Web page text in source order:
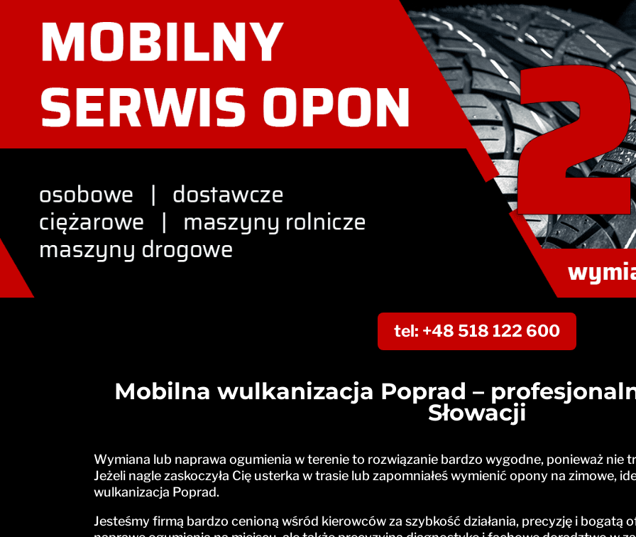
tel: +48 518 122 600
Mobilna wulkanizacja Poprad –
Słowacji
Wymiana lub naprawa ogumienia w terenie to rozwiązanie bardzo wygodne, ponieważ nie
Jeżeli nagle zaskoczyła Cię usterka w trasie lub zapomniałeś wymienić opony na zimowe,
wulkanizacja Poprad.
Jesteśmy firmą bardzo cenioną wśród kierowców za szybkość działania, precyzję i bogatą